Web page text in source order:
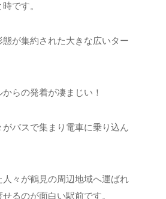
です。
が集約された大きな広いター
らの発着が凄まじい！
がバスで集まり電車に乗り込ん
人々が鶴見の周辺地域へ運ばれ
るのが面白い駅前です。